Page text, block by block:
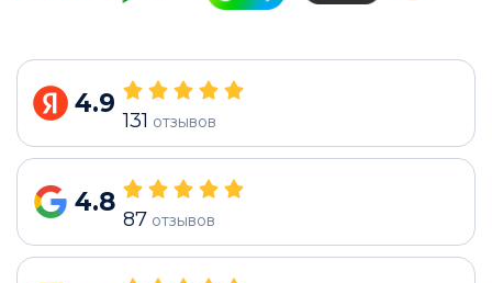
4.9
131 отзывов
4.8
87 отзывов